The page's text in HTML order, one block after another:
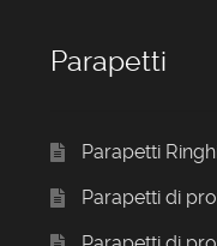
Parapetti
Parapetti
Parapetti di